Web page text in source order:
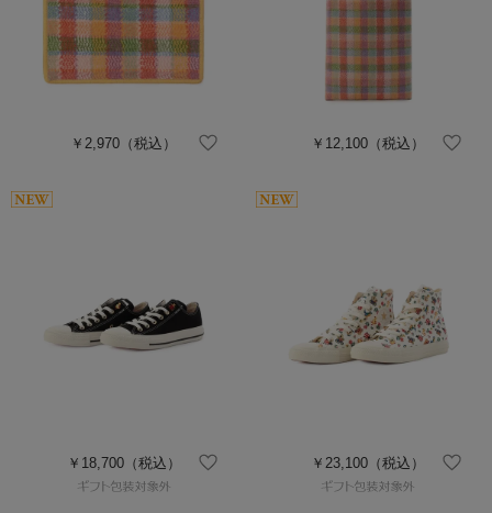
￥2,970 （税込） ￥12,100 （税込）
￥18,700（税込） ￥23,100 （税込）